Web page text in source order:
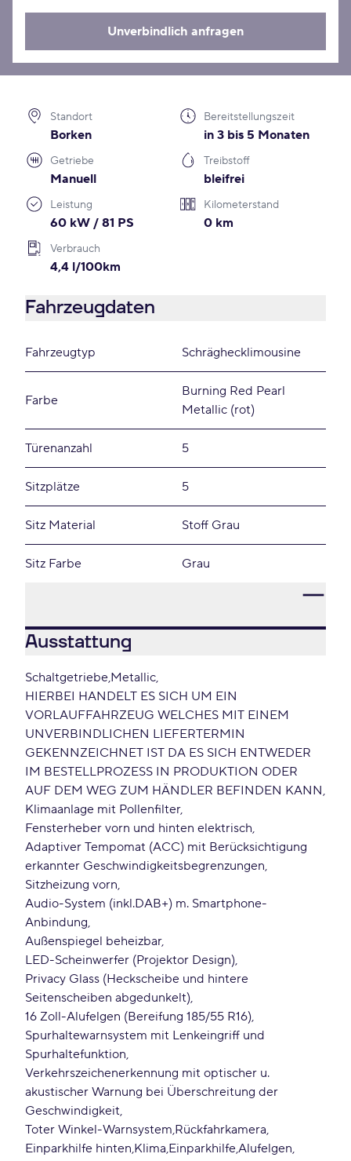
Unverbindlich anfragen
Standort
Borken
Bereitstellungszeit
in 3 bis 5 Monaten
Getriebe
Manuell
Treibstoff
bleifrei
Leistung
60 kW / 81 PS
Kilometerstand
0 km
Verbrauch
4,4 l/100km
Fahrzeugdaten
Fahrzeugtyp Schräghecklimousine
Farbe
Burning Red Pearl
Metallic (rot)
Türenanzahl 5
Sitzplätze 5
Sitz Material Stoff Grau
Sitz Farbe Grau
Ausstattung
Schaltgetriebe Metallic
HIERBEI HANDELT ES SICH UM EIN
VORLAUFFAHRZEUG WELCHES MIT EINEM
UNVERBINDLICHEN LIEFERTERMIN
GEKENNZEICHNET IST DA ES SICH ENTWEDER
IM BESTELLPROZESS IN PRODUKTION ODER
AUF DEM WEG ZUM HÄNDLER BEFINDEN KANN
Klimaanlage mit Pollenfilter
Fensterheber vorn und hinten elektrisch
Adaptiver Tempomat (ACC) mit Berücksichtigung
erkannter Geschwindigkeitsbegrenzungen
Sitzheizung vorn
Audio-System (inkl.DAB+) m. Smartphone-
Anbindung
Außenspiegel beheizbar
LED-Scheinwerfer (Projektor Design)
Privacy Glass (Heckscheibe und hintere
Seitenscheiben abgedunkelt)
16 Zoll-Alufelgen (Bereifung 185/55 R16)
Spurhaltewarnsystem mit Lenkeingriff und
Spurhaltefunktion
Verkehrszeichenerkennung mit optischer u.
akustischer Warnung bei Überschreitung der
Geschwindigkeit
Toter Winkel-Warnsystem Rückfahrkamera
Einparkhilfe hinten Klima EinparkhilfeAlufelgen